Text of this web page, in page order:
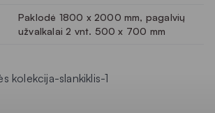
Paklodė 1800 x 2000 mm, pagalvių
užvalkalai 2 vnt. 500 x 700 mm